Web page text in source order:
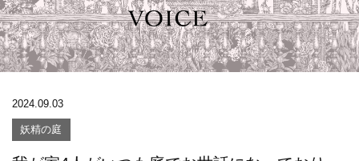
2024.09.03
妖精の庭